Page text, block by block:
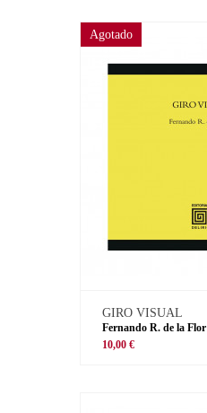
Agotado
GIRO VISUAL
Fernando R. de la Flor
10,00 €